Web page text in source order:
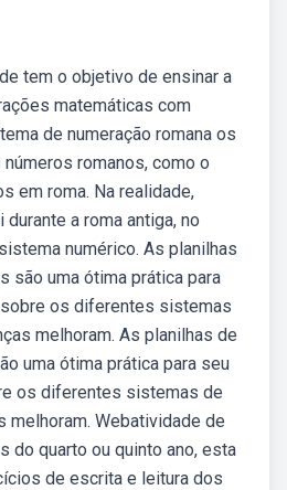
tem o objetivo de ensinar a
matemáticas com
de numeração romana os
romanos, como o
em roma. Na realidade,
a roma antiga, no
numérico. As planilhas
são uma ótima prática para
os diferentes sistemas
melhoram. As planilhas de
uma ótima prática para seu
os diferentes sistemas de
melhoram. Webatividade de
do quarto ou quinto ano, esta
de escrita e leitura dos